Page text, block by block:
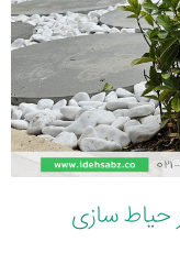
حیاط سازی